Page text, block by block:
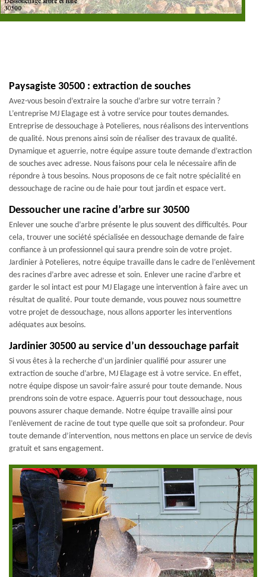
Paysagiste 30500 : extraction de souches
Avez-vous besoin d’extraire la souche d’arbre sur votre terrain ?
L’entreprise MJ Elagage est à votre service pour toutes demandes.
Entreprise de dessouchage à Potelieres, nous réalisons des interventions
de qualité. Nous prenons ainsi soin de réaliser des travaux de qualité.
Dynamique et aguerrie, notre équipe assure toute demande d’extraction
de souches avec adresse. Nous faisons pour cela le nécessaire afin de
répondre à tous besoins. Nous proposons de ce fait notre spécialité en
dessouchage de racine ou de haie pour tout jardin et espace vert.
Dessoucher une racine d’arbre sur 30500
Enlever une souche d’arbre présente le plus souvent des difficultés. Pour
cela, trouver une société spécialisée en dessouchage demande de faire
confiance à un professionnel qui saura prendre soin de votre projet.
Jardinier à Potelieres, notre équipe travaille dans le cadre de l’enlèvement
des racines d’arbre avec adresse et soin. Enlever une racine d’arbre et
garder le sol intact est pour MJ Elagage une intervention à faire avec un
résultat de qualité. Pour toute demande, vous pouvez nous soumettre
votre projet de dessouchage, nous allons apporter les interventions
adéquates aux besoins.
Jardinier 30500 au service d’un dessouchage parfait
Si vous êtes à la recherche d’un jardinier qualifié pour assurer une
extraction de souche d’arbre, MJ Elagage est à votre service. En effet,
notre équipe dispose un savoir-faire assuré pour toute demande. Nous
prendrons soin de votre espace. Aguerris pour tout dessouchage, nous
pouvons assurer chaque demande. Notre équipe travaille ainsi pour
l’enlèvement de racine de tout type quelle que soit sa profondeur. Pour
toute demande d’intervention, nous mettons en place un service de devis
gratuit et sans engagement.